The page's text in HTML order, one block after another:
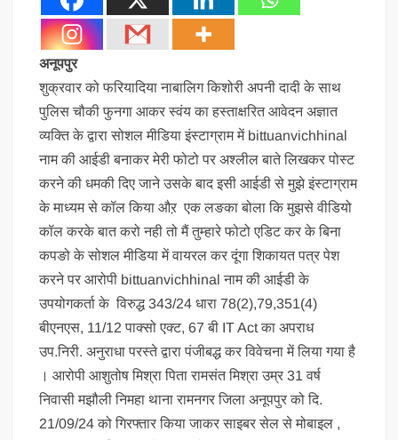
अनूपपुर
शुक्रवार को फरियादिया नाबालिग किशोरी अपनी दादी के साथ
पुलिस चौकी फुनगा आकर स्वंय का हस्ताक्षरित आवेदन अज्ञात
व्यक्ति के द्वारा सोशल मीडिया इंस्टाग्राम में bittuanvichhinal
नाम की आईडी बनाकर मेरी फोटो पर अश्लील बाते लिखकर पोस्ट
करने की धमकी दिए जाने उसके बाद इसी आईडी से मुझे इंस्टाग्राम
के माध्यम से कॉल किया औऱ एक लङका बोला कि मुझसे वीडियो
कॉल करके बात करो नही तो मैं तुम्हारे फोटो एडिट कर के बिना
कपङो के सोशल मीडिया में वायरल कर दूंगा शिकायत पत्र पेश
करने पर आरोपी bittuanvichhinal नाम की आईडी के
उपयोगकर्ता के विरुद्ध 343/24 धारा 78(2),79,351(4)
बीएनएस, 11/12 पाक्सो एक्ट, 67 बी IT Act का अपराध
उप.निरी. अनुराधा परस्ते द्वारा पंजीबद्ध कर विवेचना में लिया गया है
। आरोपी आशुतोष मिश्रा पिता रामसंत मिश्रा उम्र 31 वर्ष
निवासी मझौली निमहा थाना रामनगर जिला अनूपपुर को दि.
21/09/24 को गिरफ्तार किया जाकर साइबर सेल से मोबाइल ,